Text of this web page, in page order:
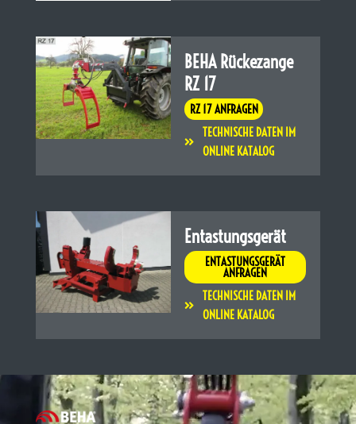
BEHA Rückezange
RZ 17
RZ 17 ANFRAGEN
TECHNISCHE DATEN IM
ONLINE KATALOG
Entastungsgerät
ENTASTUNGSGERÄT
ANFRAGEN
TECHNISCHE DATEN IM
ONLINE KATALOG